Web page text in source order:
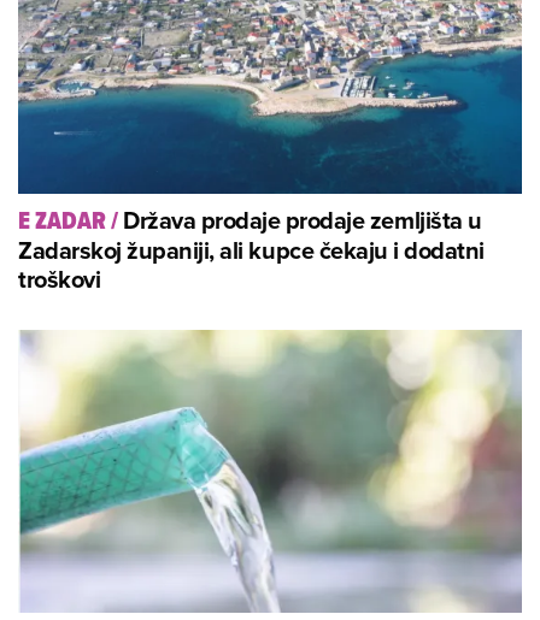
E ZADAR/Država prodaje prodaje zemljišta u
Zadarskoj županiji, ali kupce čekaju i dodatni
troškovi